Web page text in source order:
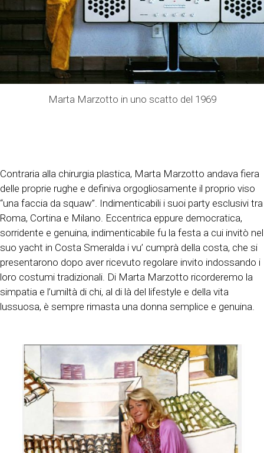
Marta Marzotto in uno scatto del 1969
Contraria alla chirurgia plastica, Marta Marzotto andava fiera
delle proprie rughe e definiva orgogliosamente il proprio viso
“una faccia da squaw”. Indimenticabili i suoi party esclusivi tra
Roma, Cortina e Milano. Eccentrica eppure democratica,
sorridente e genuina, indimenticabile fu la festa a cui invitò nel
suo yacht in Costa Smeralda i vu’ cumprà della costa, che si
presentarono dopo aver ricevuto regolare invito indossando i
loro costumi tradizionali. Di Marta Marzotto ricorderemo la
simpatia e l’umiltà di chi, al di là del lifestyle e della vita
lussuosa, è sempre rimasta una donna semplice e genuina.